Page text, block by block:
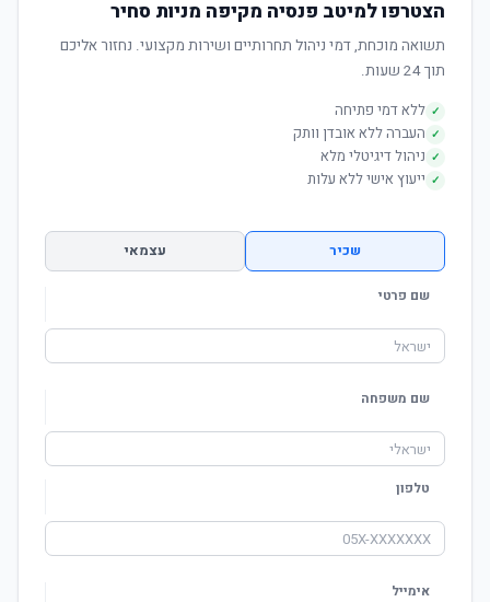
הצטרפו למיטב פנסיה מקיפה מניות סחיר
תשואה מוכחת, דמי ניהול תחרותיים ושירות מקצועי. נחזור אליכם
תוך 24 שעות.
✓ ללא דמי פתיחה
✓ העברה ללא אובדן וותק
✓ ניהול דיגיטלי מלא
✓ ייעוץ אישי ללא עלות
שכיר עצמאי
שם פרטי
שם משפחה
טלפון
אימייל